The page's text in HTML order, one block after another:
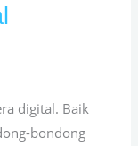
digital. Baik
bondong